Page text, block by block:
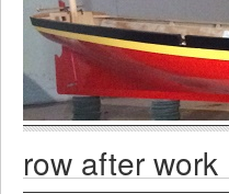
You are here
row after work